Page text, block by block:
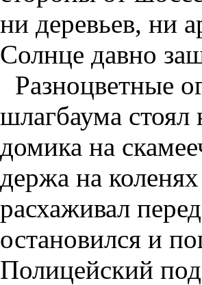
ни деревьев, ни
Солнце давно
Разноцветные
шлагбаума
домика на
держа на
расхаживал
остановился и
Полицейский